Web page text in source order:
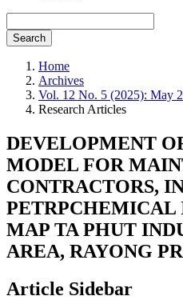
Search
Home
Archives
Vol. 12 No. 5 (2025): May
Research Articles
DEVELOPMENT
MODEL FOR
CONTRACTORS,
PETRPCHEMICAL
MAP TA PHUT
AREA, RAYONG
Article Sidebar